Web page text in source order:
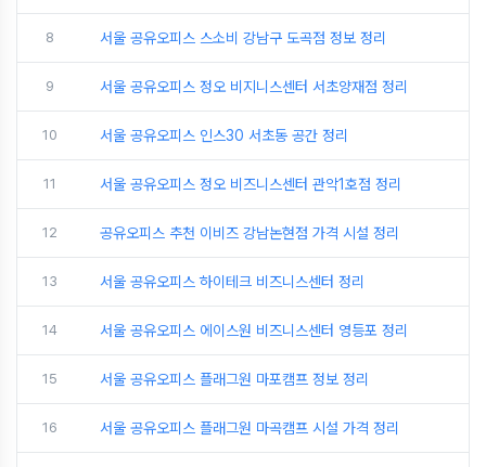
8 서울 공유오피스 스소비 강남구 도곡점 정보 정리
9 서울 공유오피스 정오 비지니스센터 서초양재점 정리
10 서울 공유오피스 인스30 서초동 공간 정리
11 서울 공유오피스 정오 비즈니스센터 관악1호점 정리
12 공유오피스 추천 이비즈 강남논현점 가격 시설 정리
13 서울 공유오피스 하이테크 비즈니스센터 정리
14 서울 공유오피스 에이스원 비즈니스센터 영등포 정리
15 서울 공유오피스 플래그원 마포캠프 정보 정리
16 서울 공유오피스 플래그원 마곡캠프 시설 가격 정리